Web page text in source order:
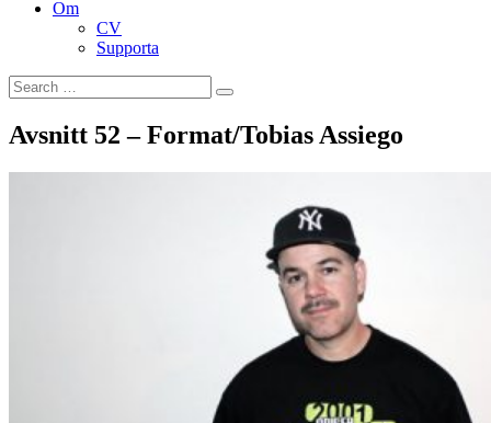
Om
CV
Supporta
Search
for:
Search
Avsnitt 52 – Format/Tobias Assiego